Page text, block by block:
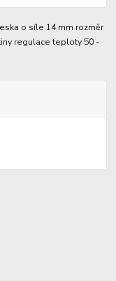
o síle 14 mm rozměr
regulace teploty 50 -